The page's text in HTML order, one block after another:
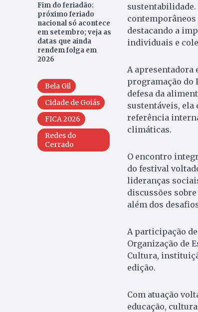
Fim do feriadão:
próximo feriado
nacional só acontece
em setembro; veja as
datas que ainda
rendem folga em
2026
Bela Gil
Cidade de Goiás
FICA 2026
Redes do
Cerrado
sustentabilidade.
destacando a
individuais e
A apresentadora
programação do
defesa da
sustentáveis, ela
referência
climáticas.
O encontro
do festival
lideranças
discussões
além dos
A participação
Organização de
Cultura,
edição.
Com atuação
educação,